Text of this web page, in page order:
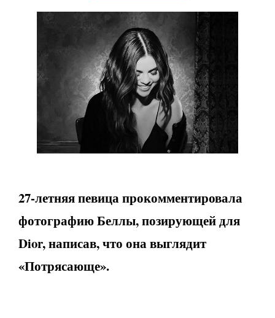
27-летняя певица прокомментировала
фотографию Беллы, позирующей для
Dior, написав, что она выглядит
«Потрясающе».